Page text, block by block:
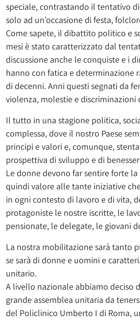
speciale, contrastando il tentativo
solo ad un’occasione di festa,
Come sapete, il dibattito politico e
mesi è stato caratterizzato dal
discussione anche le conquiste e i
hanno con fatica e determinazione
di decenni. Anni questi segnati da
violenza, molestie e discriminazioni
Il tutto in una stagione politica,
complessa, dove il nostro Paese
principi e valori e, comunque,
prospettiva di sviluppo e di
Le donne devono far sentire forte
quindi valore alle tante iniziative
in ogni contesto di lavoro e di vita,
protagoniste le nostre iscritte, le
pensionate, le delegate, le giovani
La nostra mobilitazione sarà tanto
se sarà di donne e uomini e
unitario.
A livello nazionale abbiamo deciso
grande assemblea unitaria da
del Policlinico Umberto I di Roma,